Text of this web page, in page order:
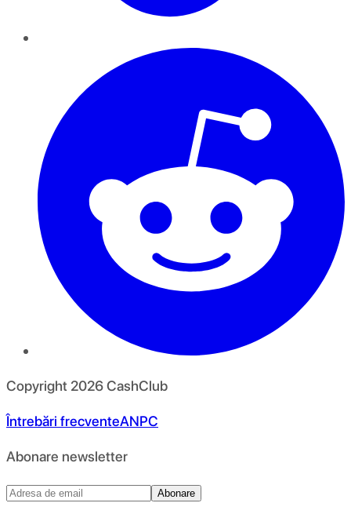
Copyright 2026CashClub
Întrebări frecventeANPC
Abonare newsletter
Abonare